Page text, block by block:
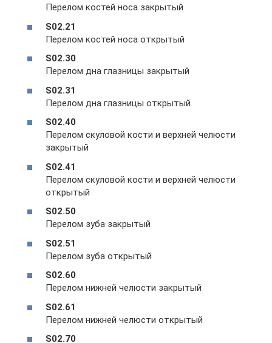
Перелом костей носа закрытый
S02.21
Перелом костей носа открытый
S02.30
Перелом дна глазницы закрытый
S02.31
Перелом дна глазницы открытый
S02.40
Перелом скуловой кости и верхней челюсти
закрытый
S02.41
Перелом скуловой кости и верхней челюсти
открытый
S02.50
Перелом зуба закрытый
S02.51
Перелом зуба открытый
S02.60
Перелом нижней челюсти закрытый
S02.61
Перелом нижней челюсти открытый
S02.70